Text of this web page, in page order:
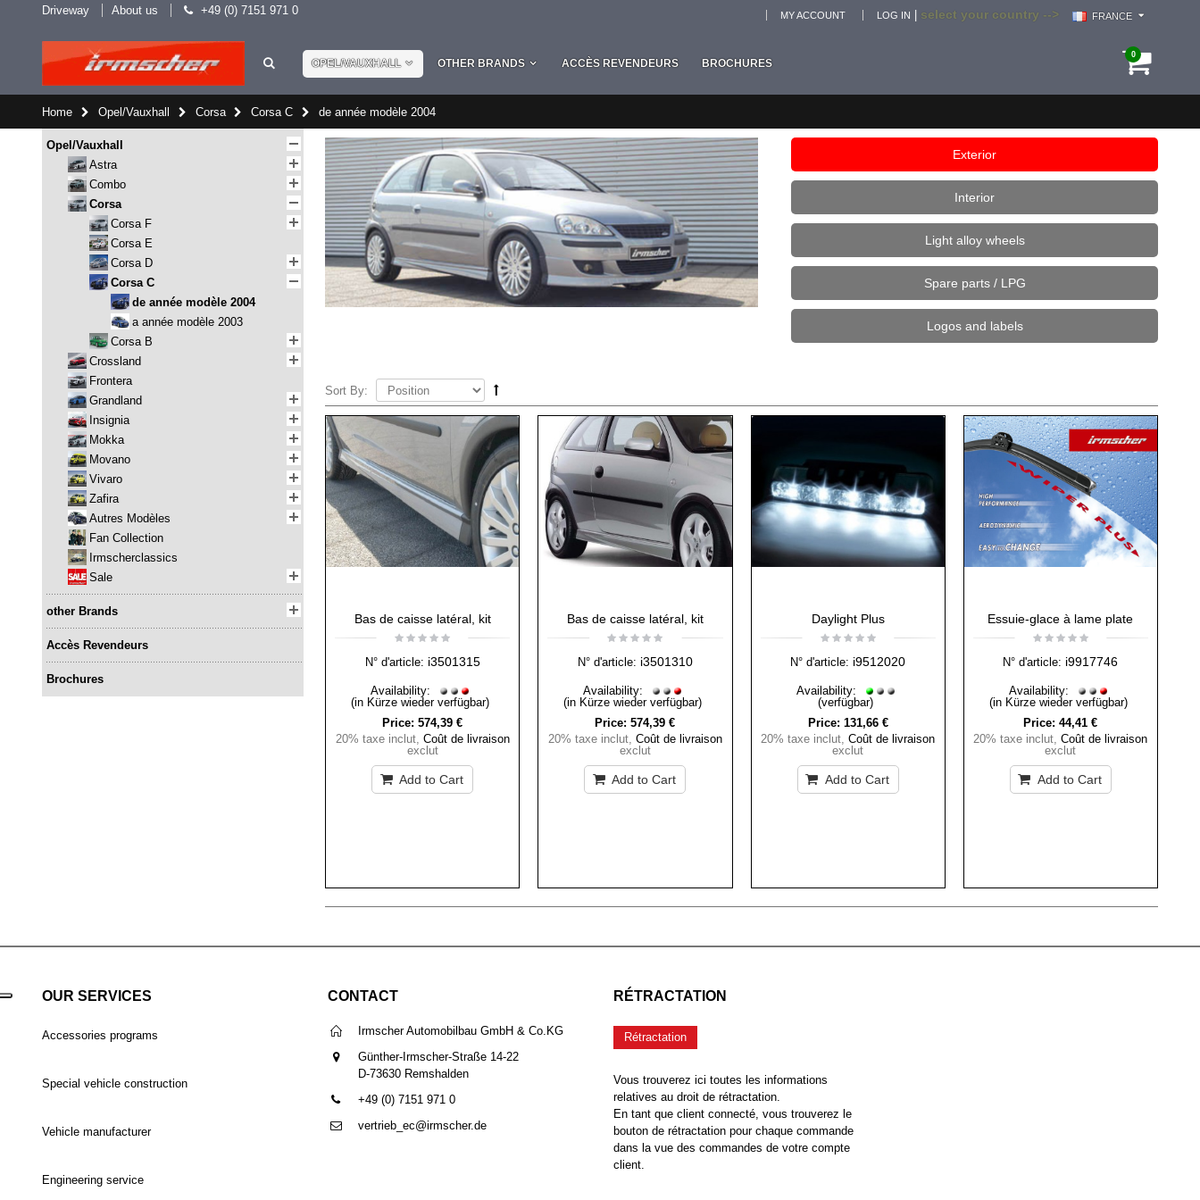
Driveway About us +49 (0) 7151 971 0 select your country --> FRANCE
MY ACCOUNT LOG IN
0
OPEL/VAUXHALL OTHER BRANDS ACCÈS REVENDEURS BROCHURES
Home Opel/Vauxhall Corsa Corsa C de année modèle 2004
Exterior
Interior
Light alloy wheels
Spare parts / LPG
Logos and labels
Sort By:
Bas de caisse latéral, kit
N° d'article: i3501315
Availability:
(in Kürze wieder verfügbar)
Price: 574,39 €
20% taxe inclut, Coût de livraison
exclut
Add to Cart
Bas de caisse latéral, kit
N° d'article: i3501310
Availability:
(in Kürze wieder verfügbar)
Price: 574,39 €
20% taxe inclut, Coût de livraison
exclut
Add to Cart
Daylight Plus
N° d'article: i9512020
Availability:
(verfügbar)
Price: 131,66 €
20% taxe inclut,Coût de livraison
exclut
Add to Cart
Essuie-glace à lame plate
N° d'article: i9917746
Availability:
(in Kürze wieder verfügbar)
Price: 44,41 €
20% taxe inclut,Coût de livraison
exclut
Add to Cart
Opel/Vauxhall
Astra
Combo
Corsa
Corsa F
Corsa E
Corsa D
Corsa C
de année modèle 2004
a année modèle 2003
Corsa B
Crossland
Frontera
Grandland
Insignia
Mokka
Movano
Vivaro
Zafira
Autres Modèles
Fan Collection
Irmscherclassics
Sale
other Brands
Accès Revendeurs
Brochures
OUR SERVICES
Accessories programs
Special vehicle construction
Vehicle manufacturer
Engineering service
CONTACT
Irmscher Automobilbau GmbH & Co.KG
Günther-Irmscher-Straße 14-22
D-73630 Remshalden
+49 (0) 7151 971 0
vertrieb_ec@irmscher.de
RÉTRACTATION
Rétractation
Vous trouverez ici toutes les informations
relatives au droit de rétractation.
En tant que client connecté, vous trouverez le
bouton de rétractation pour chaque commande
dans la vue des commandes de votre compte
client.